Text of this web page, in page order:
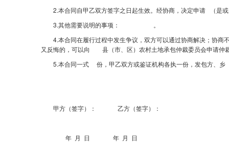
2.本合同自甲乙双方签字之日起生效。经协商，决定申请 （是或
3.其他需要说明的事项： 。
4.本合同在履行过程中发生争议，双方可以通过协商解决；协商
又反悔的，可以向 县（市、区）农村土地承包仲裁委员会申请
5.本合同一式 份，甲乙双方或鉴证机构各执一份，发包方、乡
甲方（签字）： 乙方（签字）：
年 月 日 年 月 日